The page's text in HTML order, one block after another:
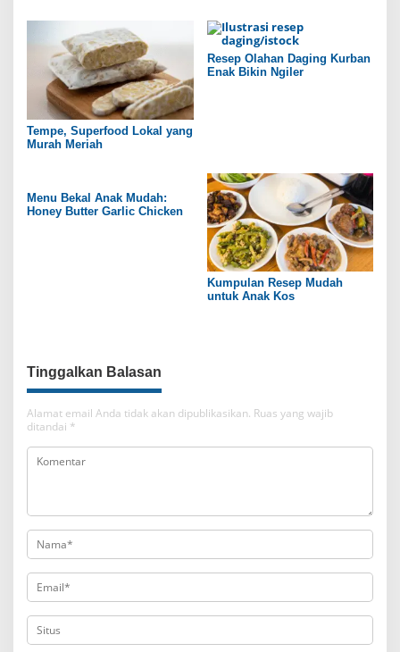
Tempe, Superfood Lokal yang
Murah Meriah
Resep Olahan Daging Kurban
Enak Bikin Ngiler
Menu Bekal Anak Mudah:
Honey Butter Garlic Chicken
Kumpulan Resep Mudah
untuk Anak Kos
Tinggalkan Balasan
Alamat email Anda tidak akan dipublikasikan. Ruas yang wajib
ditandai *